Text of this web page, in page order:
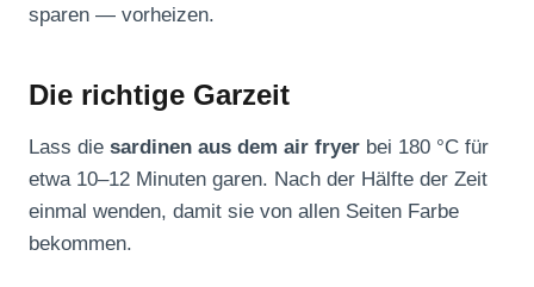
sparen — vorheizen.
Die richtige Garzeit
Lass die sardinen aus dem air fryer bei 180 °C für
etwa 10–12 Minuten garen. Nach der Hälfte der Zeit
einmal wenden, damit sie von allen Seiten Farbe
bekommen.